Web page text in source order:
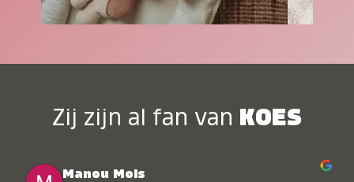
Zij zijn al fan van KOES
Manou Mols